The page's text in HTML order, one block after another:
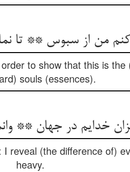
کنم من از سبوس ** تا
to show that this is
souls (essences).
خدایم در جهان **
reveal (the difference of)
heavy.